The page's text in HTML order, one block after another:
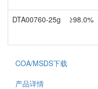
DTA00760-25g ≥98.0%
COA/MSDS下载
产品详情